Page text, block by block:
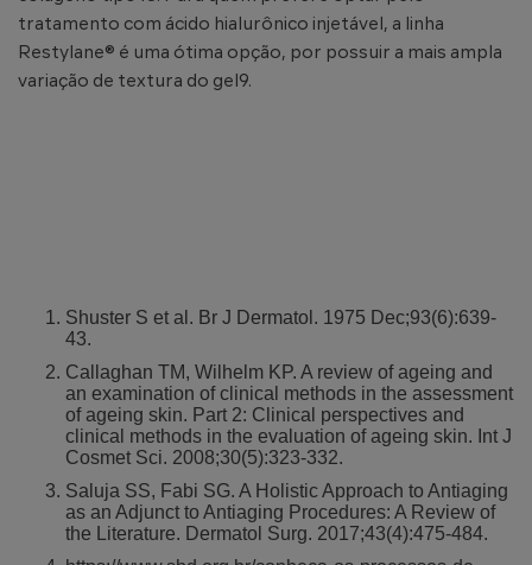
tratamento com ácido hialurônico injetável, a linha
Restylane® é uma ótima opção, por possuir a mais ampla
variação de textura do gel9.
Shuster S et al. Br J Dermatol. 1975 Dec;93(6):639-
43.
Callaghan TM, Wilhelm KP. A review of ageing and
an examination of clinical methods in the assessment
of ageing skin. Part 2: Clinical perspectives and
clinical methods in the evaluation of ageing skin. Int J
Cosmet Sci. 2008;30(5):323-332.
Saluja SS, Fabi SG. A Holistic Approach to Antiaging
as an Adjunct to Antiaging Procedures: A Review of
the Literature. Dermatol Surg. 2017;43(4):475-484.